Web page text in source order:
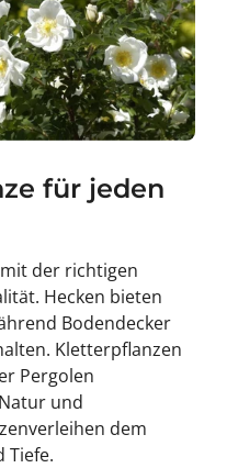
für jeden
der richtigen
Hecken bieten
Bodendecker
Kletterpflanzen
Pergolen
und
verleihen dem
Tiefe.